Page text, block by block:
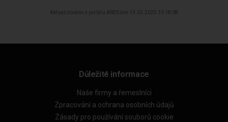
Aktualizováno z portálu ARES dne 13.03.2025 13:18:08
Důležité informace
Naše firmy a řemeslníci
Zpracování a ochrana osobních údajů
Zásady pro používání souborů cookie